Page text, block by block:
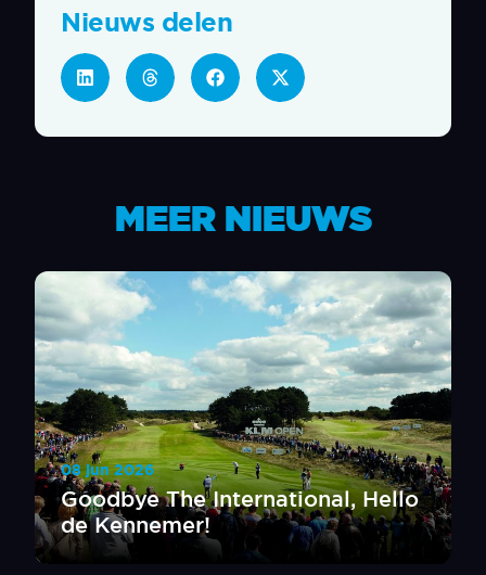
Nieuws delen
MEER NIEUWS
Goodbye The International, Hello
de Kennemer!
08 jun 2026